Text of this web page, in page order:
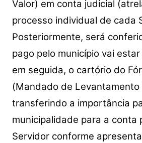
Valor) em conta judicial
processo individual de cada
Posteriormente, será
pago pelo município vai
em seguida, o cartório do
(Mandado de Levantamento
transferindo a importância
municipalidade para a conta
Servidor conforme